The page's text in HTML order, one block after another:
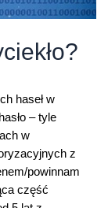
haseł w
– tyle
w
z
powinnam
część